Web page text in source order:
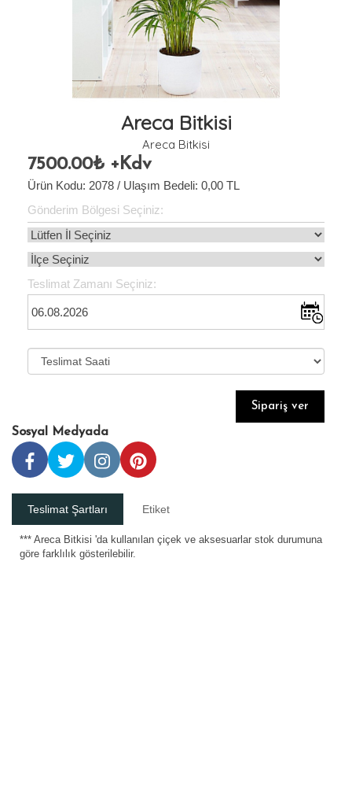
Areca Bitkisi
Areca Bitkisi
7500.00₺ +Kdv
Ürün Kodu: 2078 / Ulaşım Bedeli: 0,00 TL
Gönderim Bölgesi Seçiniz:
Teslimat Zamanı Seçiniz:
Sipariş ver
Sosyal Medyada
Teslimat Şartları Etiket
*** Areca Bitkisi 'da kullanılan çiçek ve aksesuarlar stok durumuna
göre farklılık gösterilebilir.